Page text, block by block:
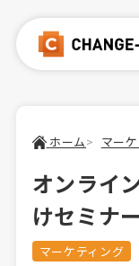
ホーム マー
オンライ
けセミナ
マーケティング